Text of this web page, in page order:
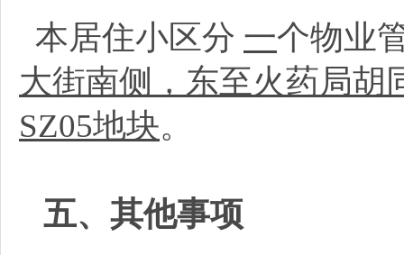
本居住小区分 一个物业
大街南侧，东至火药局胡
SZ05地块。
五、其他事项